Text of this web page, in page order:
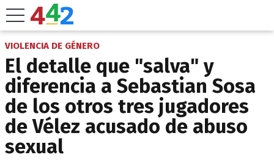
VIOLENCIA DE GÉNERO
El detalle que "salva" y
diferencia a Sebastian Sosa
de los otros tres jugadores
de Vélez acusado de abuso
sexual